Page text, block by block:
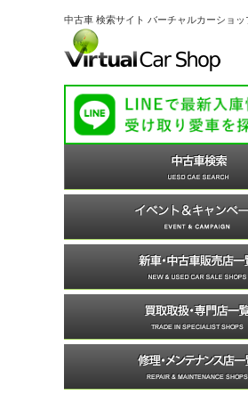
中古車 検索サイト バーチャルカーショ